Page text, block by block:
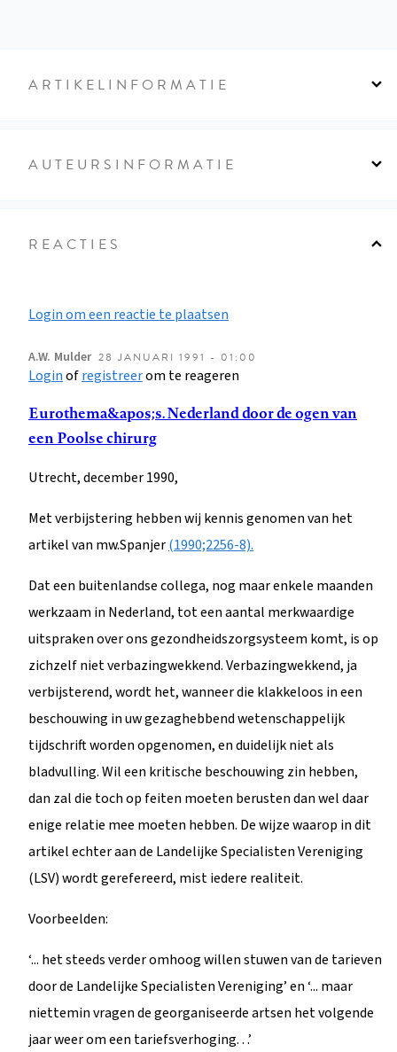
ARTIKELINFORMATIE
AUTEURSINFORMATIE
REACTIES
Login om een reactie te plaatsen
A.W. Mulder 28 JANUARI 1991 - 01:00
Loginofregistreerom te reageren
Eurothema&apos;s. Nederland door de ogen van
een Poolse chirurg
Utrecht, december 1990,
Met verbijstering hebben wij kennis genomen van het
artikel van mw.Spanjer(1990;2256-8).
Dat een buitenlandse collega, nog maar enkele maanden
werkzaam in Nederland, tot een aantal merkwaardige
uitspraken over ons gezondheidszorgsysteem komt, is op
zichzelf niet verbazingwekkend. Verbazingwekkend, ja
verbijsterend, wordt het, wanneer die klakkeloos in een
beschouwing in uw gezaghebbend wetenschappelijk
tijdschrift worden opgenomen, en duidelijk niet als
bladvulling. Wil een kritische beschouwing zin hebben,
dan zal die toch op feiten moeten berusten dan wel daar
enige relatie mee moeten hebben. De wijze waarop in dit
artikel echter aan de Landelijke Specialisten Vereniging
(LSV) wordt gerefereerd, mist iedere realiteit.
Voorbeelden:
‘... het steeds verder omhoog willen stuwen van de tarieven
door de Landelijke Specialisten Vereniging’ en ‘... maar
niettemin vragen de georganiseerde artsen het volgende
jaar weer om een tariefsverhoging. . .’